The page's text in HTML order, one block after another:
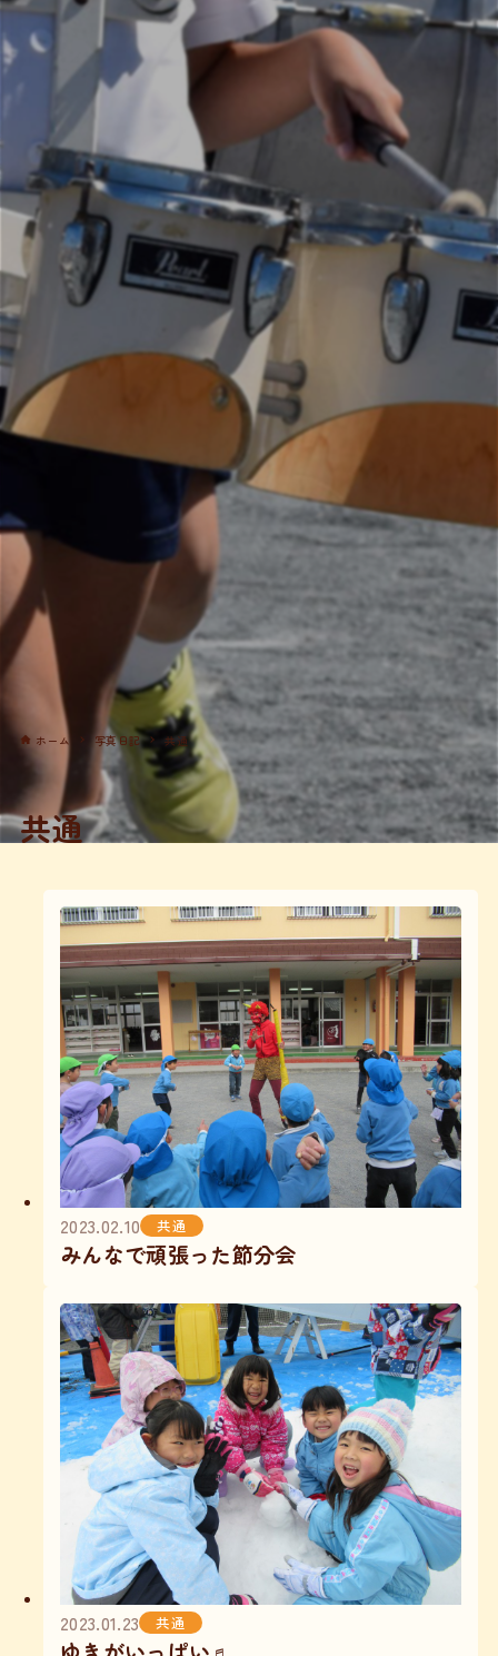
ホーム 写真日記 共通
共通
2023.02.10 共通
みんなで頑張った節分会
2023.01.23 共通